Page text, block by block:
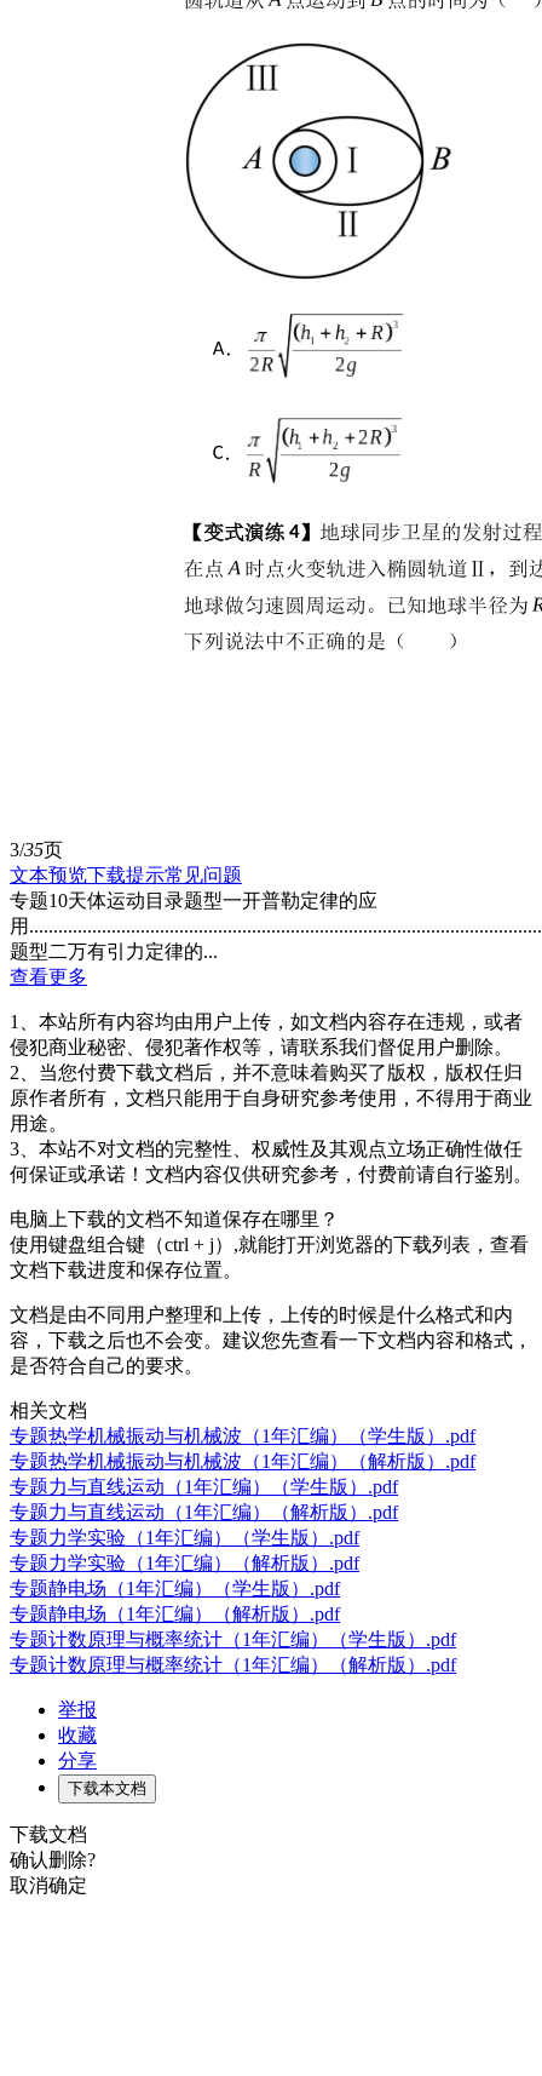
3/35页
文本预览下载提示常见问题
专题10天体运动目录题型一开普勒定律的应
用
题型二万有引力定律的...
查看更多
1、本站所有内容均由用户上传，如文档内容存在违规，或者
侵犯商业秘密、侵犯著作权等，请联系我们督促用户删除。
2、当您付费下载文档后，并不意味着购买了版权，版权任归
原作者所有，文档只能用于自身研究参考使用，不得用于商业
用途。
3、本站不对文档的完整性、权威性及其观点立场正确性做任
何保证或承诺！文档内容仅供研究参考，付费前请自行鉴别。
电脑上下载的文档不知道保存在哪里？
使用键盘组合键（ctrl + j）,就能打开浏览器的下载列表，查看
文档下载进度和保存位置。
文档是由不同用户整理和上传，上传的时候是什么格式和内
容，下载之后也不会变。建议您先查看一下文档内容和格式，
是否符合自己的要求。
相关文档
专题热学机械振动与机械波（1年汇编）（学生版）.pdf
专题热学机械振动与机械波（1年汇编）（解析版）.pdf
专题力与直线运动（1年汇编）（学生版）.pdf
专题力与直线运动（1年汇编）（解析版）.pdf
专题力学实验（1年汇编）（学生版）.pdf
专题力学实验（1年汇编）（解析版）.pdf
专题静电场（1年汇编）（学生版）.pdf
专题静电场（1年汇编）（解析版）.pdf
专题计数原理与概率统计（1年汇编）（学生版）.pdf
专题计数原理与概率统计（1年汇编）（解析版）.pdf
举报
收藏
分享
下载本文档
下载文档
确认删除?
取消确定